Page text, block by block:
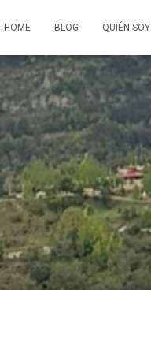
HOME BLOG QUIÉN SOY